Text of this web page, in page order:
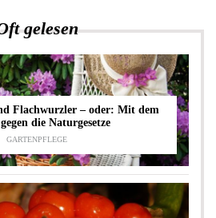
gelesen
Flachwurzler – oder: Mit dem
die Naturgesetze
GARTENPFLEGE